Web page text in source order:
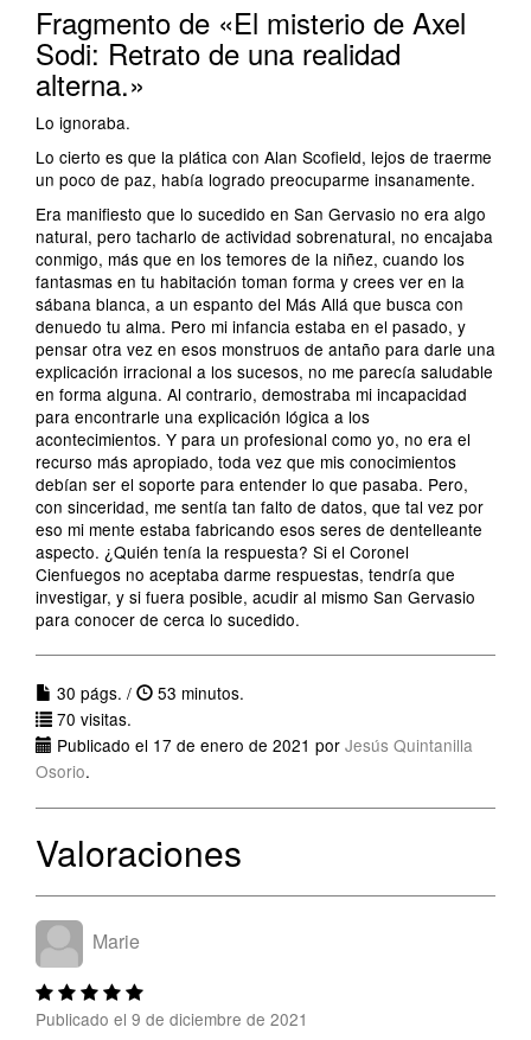
Fragmento de «El misterio de Axel
Sodi: Retrato de una realidad
alterna.»
Lo ignoraba.
Lo cierto es que la plática con Alan Scofield, lejos de traerme
un poco de paz, había logrado preocuparme insanamente.
Era manifiesto que lo sucedido en San Gervasio no era algo
natural, pero tacharlo de actividad sobrenatural, no encajaba
conmigo, más que en los temores de la niñez, cuando los
fantasmas en tu habitación toman forma y crees ver en la
sábana blanca, a un espanto del Más Allá que busca con
denuedo tu alma. Pero mi infancia estaba en el pasado, y
pensar otra vez en esos monstruos de antaño para darle una
explicación irracional a los sucesos, no me parecía saludable
en forma alguna. Al contrario, demostraba mi incapacidad
para encontrarle una explicación lógica a los
acontecimientos. Y para un profesional como yo, no era el
recurso más apropiado, toda vez que mis conocimientos
debían ser el soporte para entender lo que pasaba. Pero,
con sinceridad, me sentía tan falto de datos, que tal vez por
eso mi mente estaba fabricando esos seres de dentelleante
aspecto. ¿Quién tenía la respuesta? Si el Coronel
Cienfuegos no aceptaba darme respuestas, tendría que
investigar, y si fuera posible, acudir al mismo San Gervasio
para conocer de cerca lo sucedido.
30 págs. /
53 minutos.
70 visitas.
Publicado el 17 de enero de 2021 por Jesús Quintanilla
Osorio.
Valoraciones
Marie
Publicado el 9 de diciembre de 2021